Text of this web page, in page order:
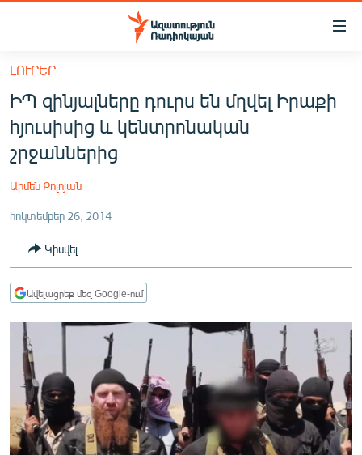
Մատչելիության
հիմնական
բովանդակությանը
Անցնել
հիմնական
մենյուին
ՀԱՅԱՍՏԱՆ
ՔԱՂԱՔԱԿԱՆ
ՏՆՏԵՍՈՒԹՅՈՒՆ
ՂԱՐԱԲԱՂ
ՏԱՐԱԾԱՇՐՋԱՆ
ՄԻՋԱԶԳԱՅԻՆ
ՄՇԱԿՈՒՅԹ
ՍՊՈՐՏ
ԼՈՒՐԵՐ
ԻՊ զինյալները դուրս են մղվել Իրաքի
հյուսիսից և կենտրոնական
շրջաններից
Արմեն Քոլոյան
հոկտեմբեր 26, 2014
Կիսվել
Ավելացրեք մեզ Google-ում